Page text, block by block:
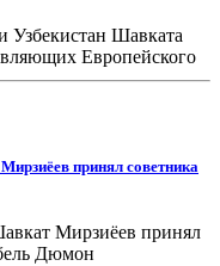
Узбекистан Шавката
Европейского
принял советника
Мирзиёев принял
Дюмон